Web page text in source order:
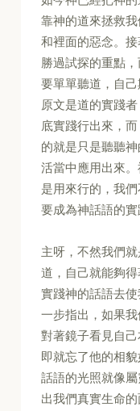
靠神的道來拯救
和裡面的惡念。
勝過試探的重點
要單單聽道，自
原文是道的實踐
底實踐行出來，
的就是只是聽聽
活當中應用出來
是用來行的，我
要成為神話語的實
主呀，不然我們
道，自己就能夠
實踐神的話語去
一步指出，如果
對著鏡子看見自
即就忘了他的相
話語的光照就像
出我們真實生命